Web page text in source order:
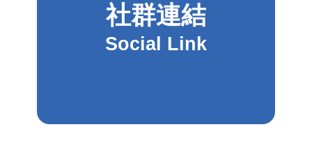
社群連結
Social Link